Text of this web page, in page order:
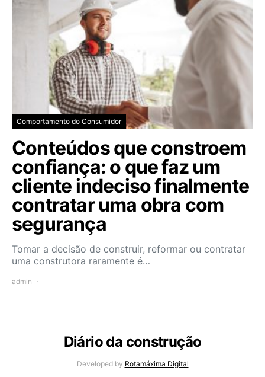
Comportamento do Consumidor
Conteúdos que constroem
confiança: o que faz um
cliente indeciso finalmente
contratar uma obra com
segurança
Tomar a decisão de construir, reformar ou contratar
uma construtora raramente é…
admin
Diário da construção
Developed by Rotamáxima Digital